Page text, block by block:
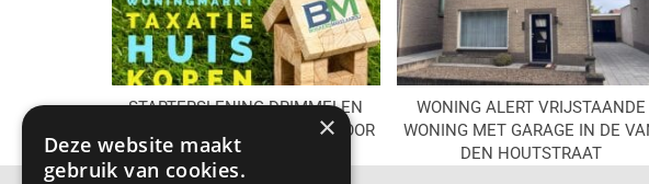
STARTERSLENING DRIMMELEN
2026 – WAT VERANDERT ER VOOR
JOU ALS STARTER?
WONING ALERT VRIJSTAANDE
WONING MET GARAGE IN DE
DEN HOUTSTRAAT
×
Deze website maakt
gebruik van cookies.